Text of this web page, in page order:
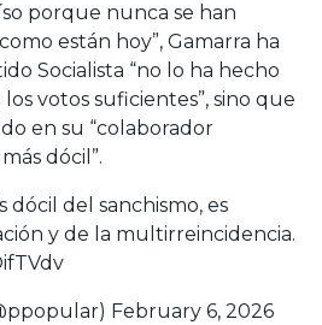
porque nunca se han
están hoy”, Gamarra ha
Socialista “no lo ha hecho
votos suficientes”, sino que
en su “colaborador
dócil”.
dócil del sanchismo, es
y de la multirreincidencia.
February 6, 2026